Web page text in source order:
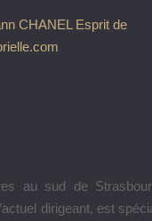
au sud de
dirigeant, est